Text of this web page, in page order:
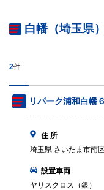
白幡（埼玉県
2件
リパーク浦和白幡
住 所
埼玉県 さいたま市南
設置車両
ヤリスクロス（銀）